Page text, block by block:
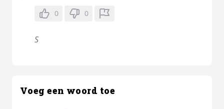
0 0
S
Voeg een woord toe